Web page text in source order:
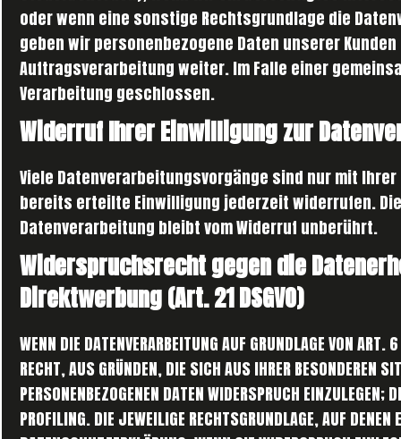
oder wenn eine sonstige Rechtsgrundlage die
geben wir personenbezogene Daten unserer
Auftragsverarbeitung weiter. Im Falle einer
Verarbeitung geschlossen.
Widerruf Ihrer Einwilligung zur
Viele Datenverarbeitungsvorgänge sind nur mit
bereits erteilte Einwilligung jederzeit widerrufen.
Datenverarbeitung bleibt vom Widerruf unberührt.
Widerspruchsrecht gegen die
Direktwerbung (Art. 21 DSGVO)
WENN DIE DATENVERARBEITUNG AUF GRUNDLAGE VON
RECHT, AUS GRÜNDEN, DIE SICH AUS IHRER BESONDEREN
PERSONENBEZOGENEN DATEN WIDERSPRUCH
PROFILING. DIE JEWEILIGE RECHTSGRUNDLAGE, AUF